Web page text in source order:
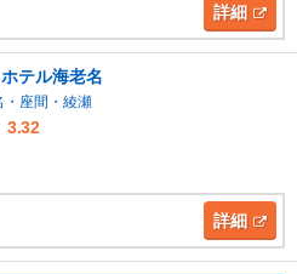
詳細
テル海老名
・座間・綾瀬
3.32
詳細